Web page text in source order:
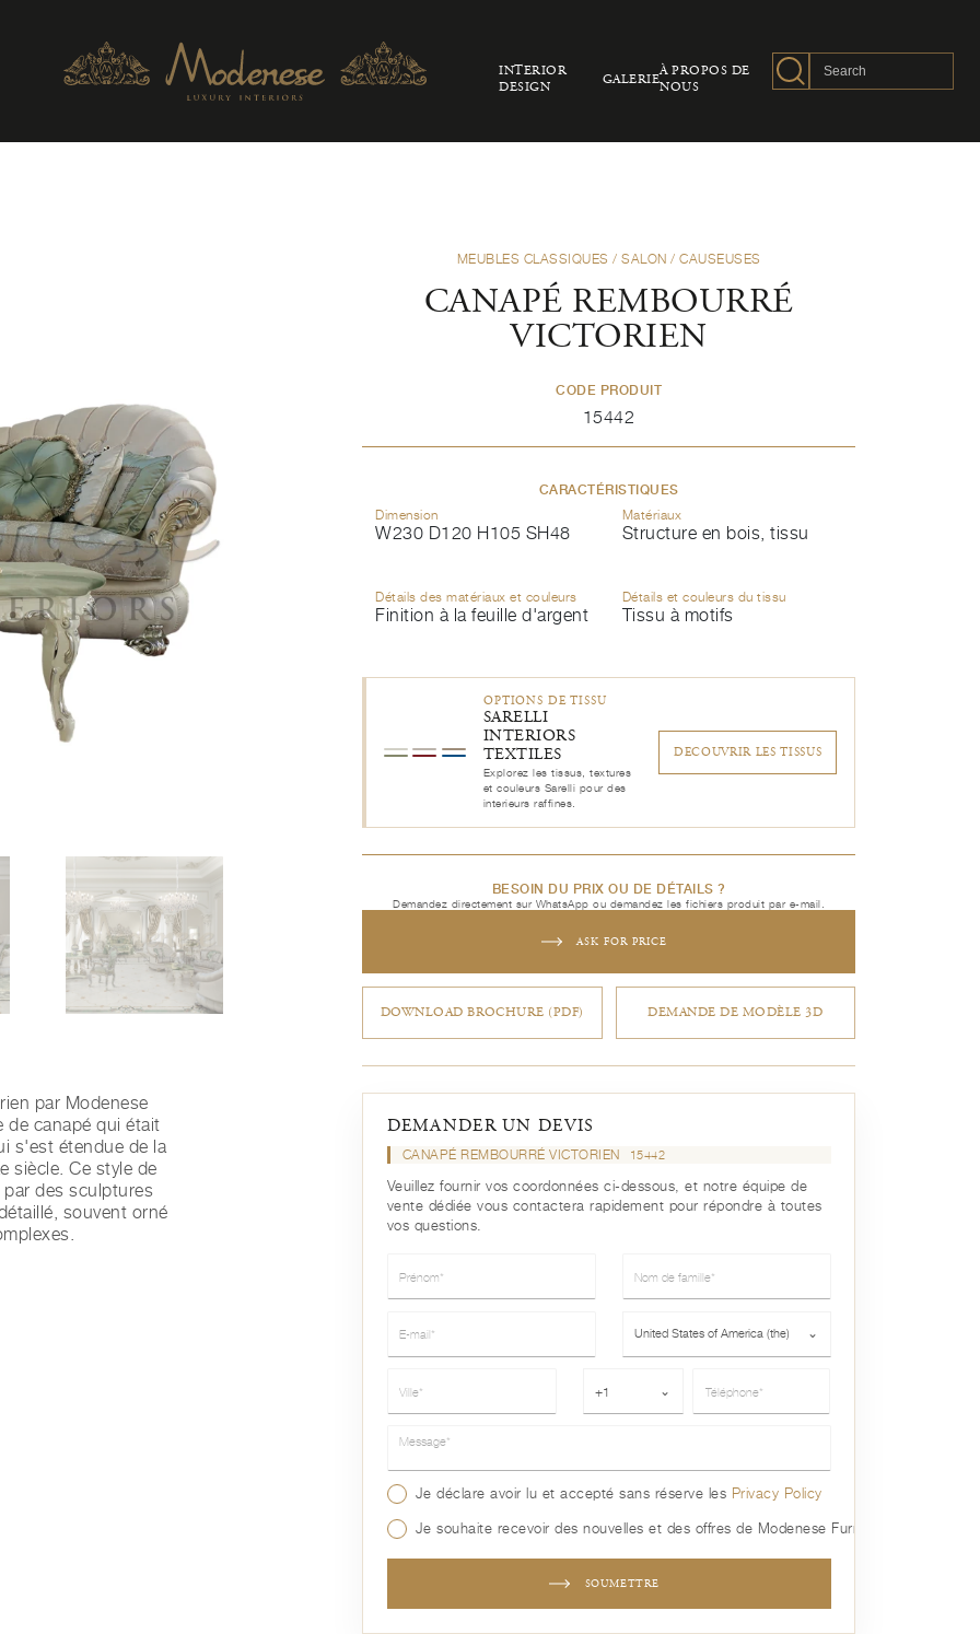
INTERIOR
DESIGN
GALERIE
À PROPOS DE
NOUS
MEUBLES CLASSIQUES / SALON / CAUSEUSES
CANAPÉ REMBOURRÉ
VICTORIEN
CODE PRODUIT
15442
CARACTÉRISTIQUES
Dimension
W230 D120 H105 SH48
Matériaux
Structure en bois, tissu
Détails des matériaux et couleurs
Finition à la feuille d'argent
Détails et couleurs du tissu
Tissu à motifs
OPTIONS DE TISSU
SARELLI
INTERIORS
TEXTILES
Explorez les tissus, textures
et couleurs Sarelli pour des
interieurs raffines.
DECOUVRIR LES TISSUS
BESOIN DU PRIX OU DE DÉTAILS ?
Demandez directement sur WhatsApp ou demandez les fichiers produit par e-mail.
ASK FOR PRICE
DOWNLOAD BROCHURE (PDF) DEMANDE DE MODÈLE 3D
par Modenese
canapé qui était
s'est étendue de la
siècle. Ce style de
par des sculptures
souvent orné
DEMANDER UN DEVIS
CANAPÉ REMBOURRÉ VICTORIEN 15442
Veuillez fournir vos coordonnées ci-dessous, et notre équipe de
vente dédiée vous contactera rapidement pour répondre à toutes
vos questions.
United States of America (the) ⌄
+1 ⌄
Message*
Je déclare avoir lu et accepté sans réserve les Privacy Policy
Je souhaite recevoir des nouvelles et des offres de Modenese Furniture
SOUMETTRE